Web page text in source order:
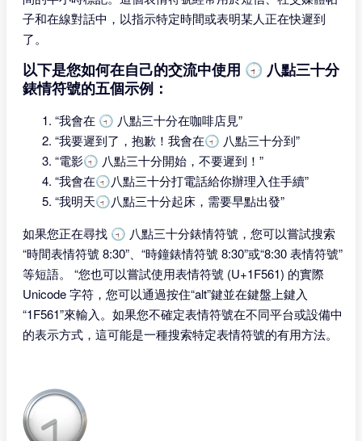
子和在線對話中，以指示特定時間或表明某人正在快遲到
了。
以下是您如何在自己的交流中使用 🕣 八點三十分
錶情符號的五個示例：
“我會在 🕣 八點三十分在咖啡店見”
“我要遲到了，抱歉！我會在🕣 八點三十分到”
“電影🕣 八點三十分開始，不要遲到！”
“我會在🕣八點三十分打電話給你辦理入住手續”
“我明天🕣八點三十分起床，需要早點出發”
如果您正在尋找 🕣 八點三十分錶情符號，您可以嘗試搜索
“時間表情符號 8:30”、“時鐘錶情符號 8:30”或“8:30 表情符號”
等短語。 “您也可以嘗試使用表情符號 (U+1F561) 的實際
Unicode 字符，您可以通過按住“alt”鍵並在鍵盤上鍵入
“1F561”來輸入。如果您不確定表情符號在不同平台或設備中
的表示方式，這可能是一種搜索特定表情符號的有用方法。